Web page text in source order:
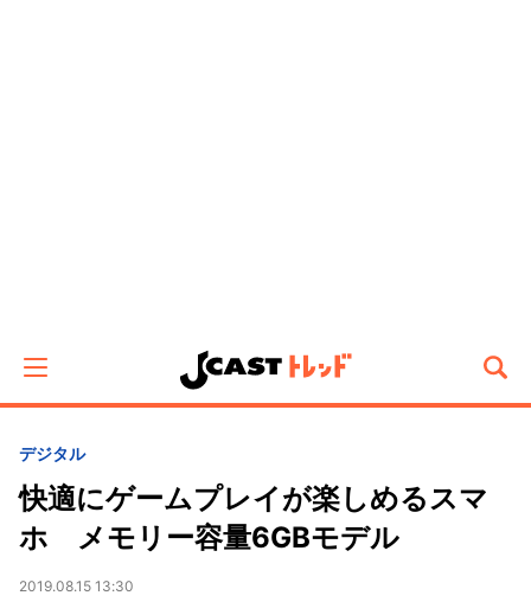
デジタル
快適にゲームプレイが楽しめるスマ
ホ メモリー容量6GBモデル
2019.08.15 13:30